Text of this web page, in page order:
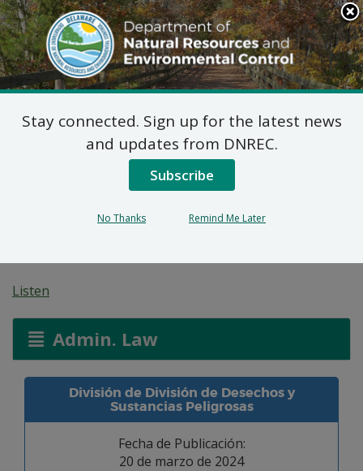
Search
This
Site
DNREC Menu
Plan Final de Medidas
Correctivas para Sitio
de 1320 East 8th Street
Listen
Admin. Law
División de División de Desechos y
Sustancias Peligrosas
Fecha de Publicación:
20 de marzo de 2024
Stay connected. Sign up for the latest news
and updates from DNREC.
Subscribe
No Thanks Remind Me Later